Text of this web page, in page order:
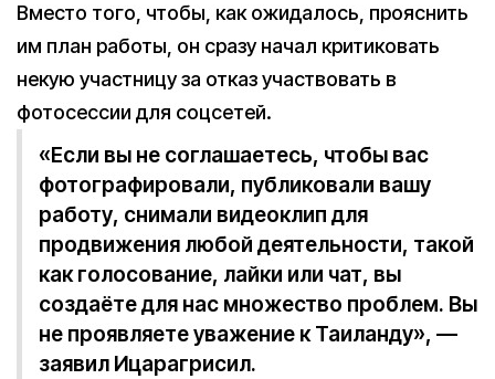
Вместо того, чтобы, как ожидалось, прояснить
им план работы, он сразу начал критиковать
некую участницу за отказ участвовать в
фотосессии для соцсетей.
«Если вы не соглашаетесь, чтобы вас
фотографировали, публиковали вашу
работу, снимали видеоклип для
продвижения любой деятельности, такой
как голосование, лайки или чат, вы
создаёте для нас множество проблем. Вы
не проявляете уважение к Таиланду», —
заявил Ицарагрисил.